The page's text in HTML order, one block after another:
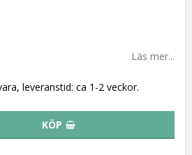
Läs mer...
leveranstid: ca 1-2 veckor.
KÖP